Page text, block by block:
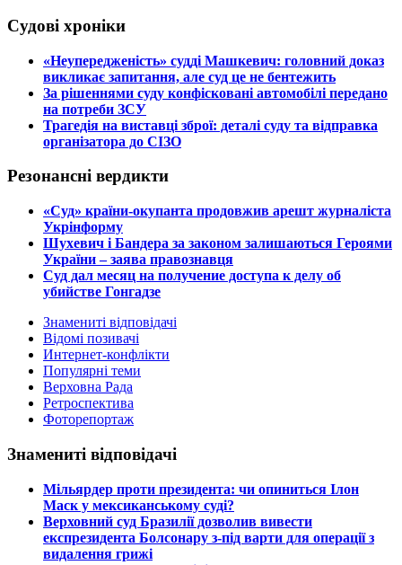
Судові хроніки
​«Неупередженість» судді Машкевич: головний доказ
викликає запитання, але суд це не бентежить
​За рішеннями суду конфісковані автомобілі передано
на потреби ЗСУ
​Трагедія на виставці зброї: деталі суду та відправка
організатора до СІЗО
Резонансні вердикти
​«Суд» країни-окупанта продовжив арешт журналіста
Укрінформу
Шухевич і Бандера за законом залишаються Героями
України – заява правознавця
Суд дал месяц на получение доступа к делу об
убийстве Гонгадзе
Знамениті відповідачі
Відомі позивачі
Интернет-конфлікти
Популярні теми
Верховна Рада
Ретроспектива
Фоторепортаж
Знамениті відповідачі
​Мільярдер проти президента: чи опиниться Ілон
Маск у мексиканському суді?
​Верховний суд Бразилії дозволив вивести
експрезидента Болсонару з-під варти для операції з
видалення грижі